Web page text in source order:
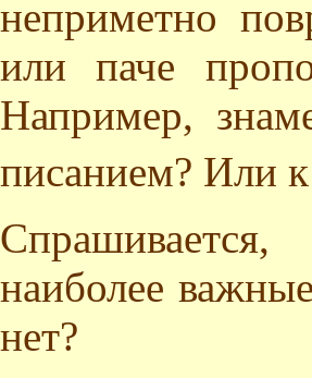
неприметно
или паче
Например,
писанием? Или
наиболее
нет?